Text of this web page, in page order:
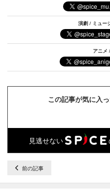
演劇 / ミュー
アニメ
この記事が気に入
見逃せない
前の記事